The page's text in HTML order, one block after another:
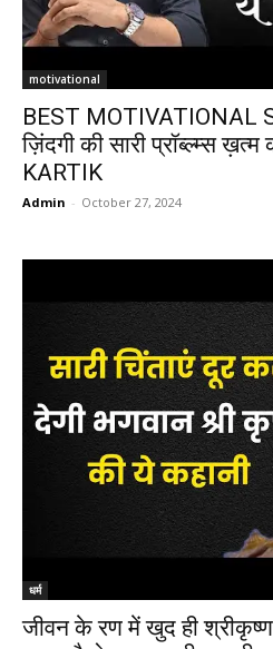
motivational
BEST MOTIVATIONAL
ज़िंदगी की सारी प्रॉब्ल्म्स
KARTIK
Admin - October 27, 2024
धर्म
जीवन के रण में खुद ही